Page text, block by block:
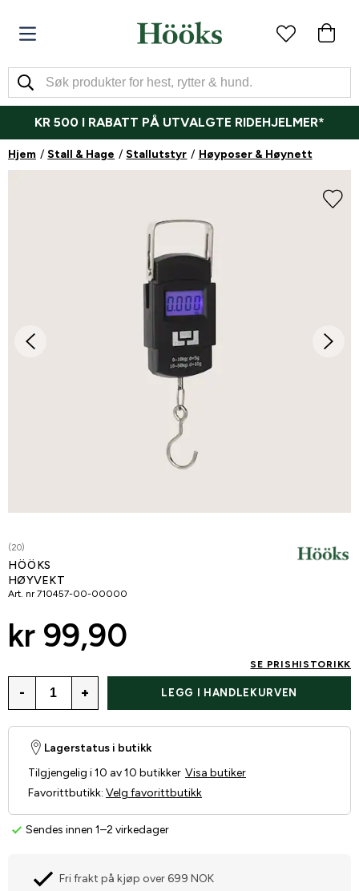
KR 500 I RABATT PÅ UTVALGTE RIDEHJELMER*
Hjem Stall & Hage Stallutstyr Høyposer & Høynett
(20)
HÖÖKS
HØYVEKT
Art. nr 710457-00-00000
kr 99,90
SE PRISHISTORIKK
- + LEGG I HANDLEKURVEN
Sendes innen 1–2 virkedager
Lagerstatus i butikk
Tilgjengelig i 10 av 10 butikker Visa butiker
Favorittbutikk: Velg favorittbutikk
Fri frakt på kjøp over 699 NOK